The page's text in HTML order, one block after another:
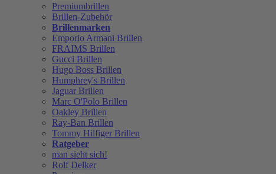
Premiumbrillen
Brillen-Zubehör
Brillenmarken
Emporio Armani Brillen
FRAIMS Brillen
Gucci Brillen
Hugo Boss Brillen
Humphrey's Brillen
Jaguar Brillen
Marc O'Polo Brillen
Oakley Brillen
Ray-Ban Brillen
Tommy Hilfiger Brillen
Ratgeber
man sieht sich!
Rolf Delker